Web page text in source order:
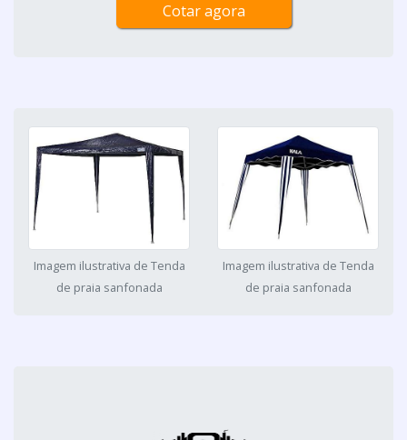
Cotar agora
Imagem ilustrativa de Tenda
de praia sanfonada
Imagem ilustrativa de Tenda
de praia sanfonada